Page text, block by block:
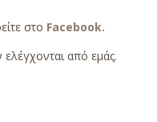
στο Facebook.
από εμάς.